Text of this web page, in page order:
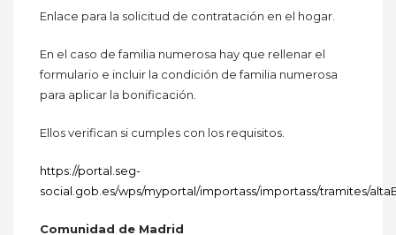
Enlace para la solicitud de contratación en el hogar.
En el caso de familia numerosa hay que rellenar el
formulario e incluir la condición de familia numerosa
para aplicar la bonificación.
Ellos verifican si cumples con los requisitos.
https://portal.seg-
social.gob.es/wps/myportal/importass/importass/tramites/
Comunidad de Madrid